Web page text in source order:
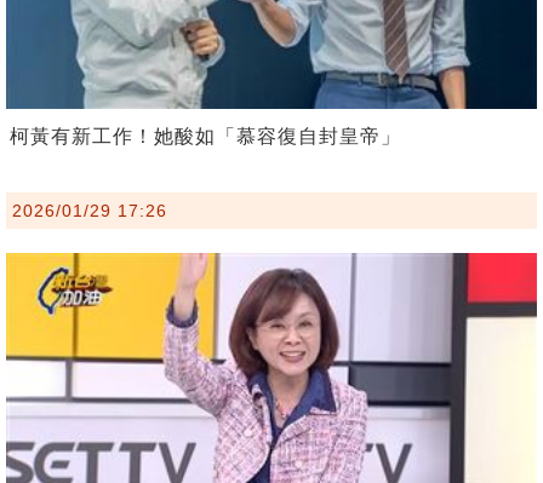
柯黃有新工作！她酸如「慕容復自封皇帝」
2026/01/29 17:26